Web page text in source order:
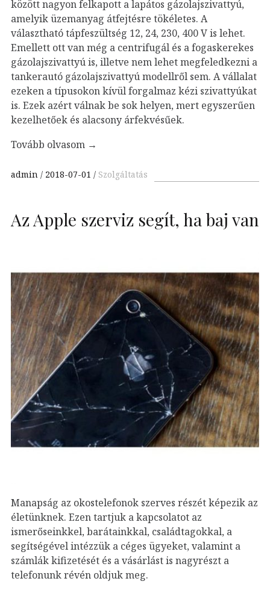
között nagyon felkapott a lapátos gázolajszivattyú,
amelyik üzemanyag átfejtésre tökéletes. A
választható tápfeszültség 12, 24, 230, 400 V is lehet.
Emellett ott van még a centrifugál és a fogaskerekes
gázolajszivattyú is, illetve nem lehet megfeledkezni a
tankerautó gázolajszivattyú modellről sem. A vállalat
ezeken a típusokon kívül forgalmaz kézi szivattyúkat
is. Ezek azért válnak be sok helyen, mert egyszerűen
kezelhetőek és alacsony árfekvésűek.
Tovább olvasom →
admin 2018-07-01 Szolgáltatás
Az Apple szerviz segít, ha baj van
Manapság az okostelefonok szerves részét képezik az
életünknek. Ezen tartjuk a kapcsolatot az
ismerőseinkkel, barátainkkal, családtagokkal, a
segítségével intézzük a céges ügyeket, valamint a
számlák kifizetését és a vásárlást is nagyrészt a
telefonunk révén oldjuk meg.